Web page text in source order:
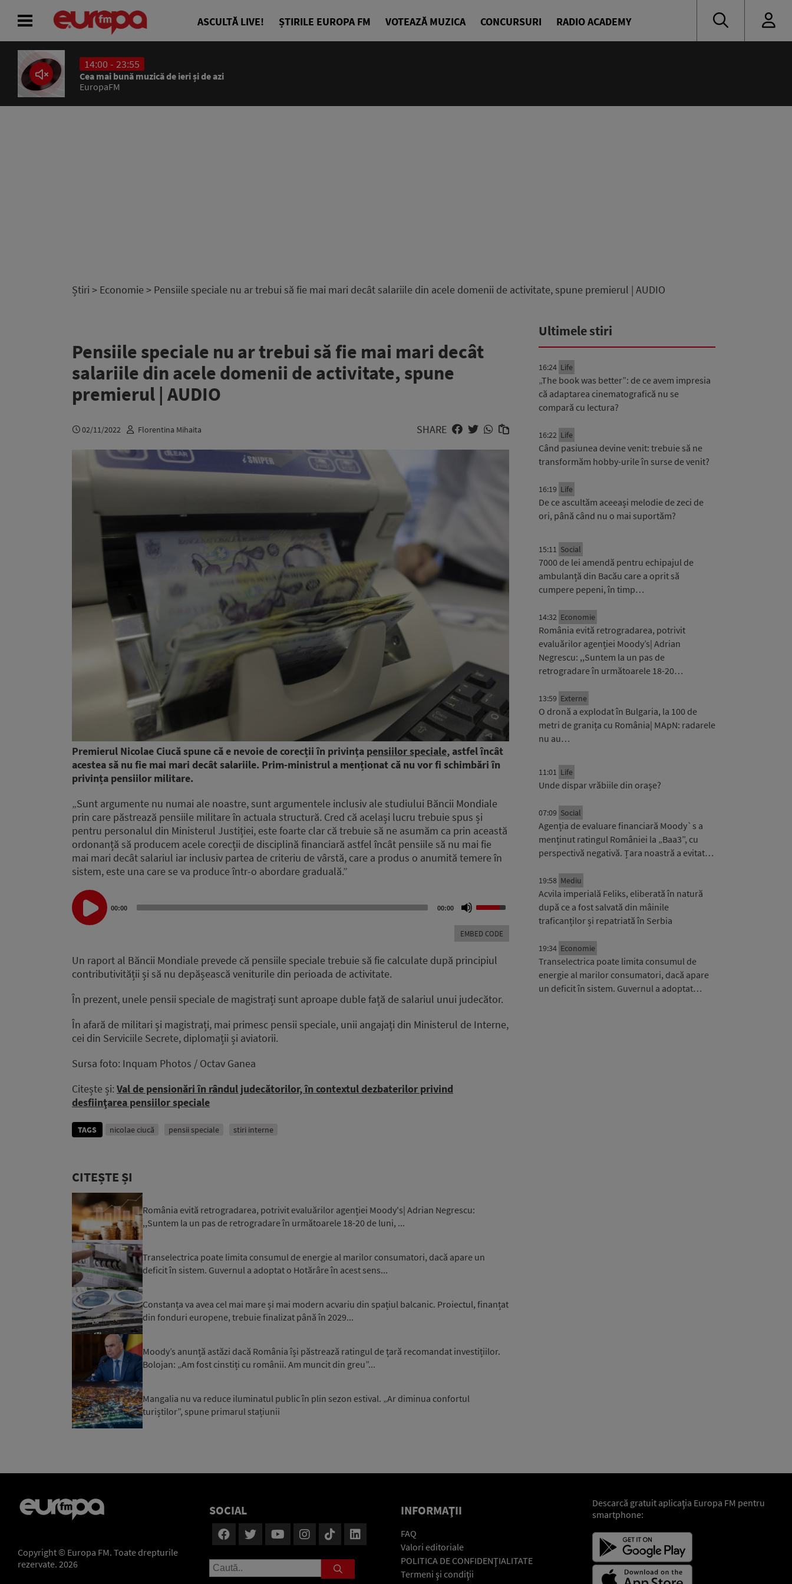
ASCULTĂ LIVE! ȘTIRILE EUROPA FM VOTEAZĂ MUZICA CONCURSURI RADIO ACADEMY
14:00 - 23:55
Cea mai bună muzică de ieri și de azi
EuropaFM
Știri > Economie > Pensiile speciale nu ar trebui să fie mai mari decât salariile din acele domenii de activitate, spune premierul | AUDIO
Pensiile speciale nu ar trebui să fie mai mari decât
salariile din acele domenii de activitate, spune
premierul | AUDIO
02/11/2022 Florentina Mihaita SHARE
Premierul Nicolae Ciucă spune că e nevoie de corecții în privința pensiilor speciale, astfel încât
acestea să nu fie mai mari decât salariile. Prim-ministrul a menționat că nu vor fi schimbări în
privința pensiilor militare.
„Sunt argumente nu numai ale noastre, sunt argumentele inclusiv ale studiului Băncii Mondiale
prin care păstrează pensiile militare în actuala structură. Cred că același lucru trebuie spus și
pentru personalul din Ministerul Justiției, este foarte clar că trebuie să ne asumăm ca prin această
ordonanță să producem acele corecții de disciplină financiară astfel încât pensiile să nu mai fie
mai mari decât salariul iar inclusiv partea de criteriu de vârstă, care a produs o anumită temere în
sistem, este una care se va produce într-o abordare graduală.”
Audio
Player
00:00 00:00
Up/Down
keys
increase
volume.
EMBED CODE
Un raport al Băncii Mondiale prevede că pensiile speciale trebuie să fie calculate după principiul
contributivității și să nu depășească veniturile din perioada de activitate.
În prezent, unele pensii speciale de magistrați sunt aproape duble față de salariul unui judecător.
În afară de militari și magistrați, mai primesc pensii speciale, unii angajați din Ministerul de Interne,
cei din Serviciile Secrete, diplomații și aviatorii.
Sursa foto: Inquam Photos / Octav Ganea
Citește și: Val de pensionări în rândul judecătorilor, în contextul dezbaterilor privind
desfiinţarea pensiilor speciale
TAGS nicolae ciucă pensii speciale stiri interne
CITEȘTE ȘI
România evită retrogradarea, potrivit evaluărilor agenției Moody's| Adrian Negrescu:
,,Suntem la un pas de retrogradare în următoarele 18-20 de luni, ...
Transelectrica poate limita consumul de energie al marilor consumatori, dacă apare un
deficit în sistem. Guvernul a adoptat o Hotărâre în acest sens...
Constanța va avea cel mai mare și mai modern acvariu din spațiul balcanic. Proiectul, finanțat
din fonduri europene, trebuie finalizat până în 2029...
Moody’s anunță astăzi dacă România își păstrează ratingul de țară recomandat investițiilor.
Bolojan: „Am fost cinstiți cu românii. Am muncit din greu”...
Mangalia nu va reduce iluminatul public în plin sezon estival. „Ar diminua confortul
turiștilor”, spune primarul stațiunii
Ultimele stiri
16:24 Life
„The book was better”: de ce avem impresia
că adaptarea cinematografică nu se
compară cu lectura?
16:22 Life
Când pasiunea devine venit: trebuie să ne
transformăm hobby-urile în surse de venit?
16:19 Life
De ce ascultăm aceeași melodie de zeci de
ori, până când nu o mai suportăm?
15:11 Social
7000 de lei amendă pentru echipajul de
ambulanță din Bacău care a oprit să
cumpere pepeni, în timp…
14:32 Economie
România evită retrogradarea, potrivit
evaluărilor agenției Moody’s| Adrian
Negrescu: ,,Suntem la un pas de
retrogradare în următoarele 18-20…
13:59 Externe
O dronă a explodat în Bulgaria, la 100 de
metri de granița cu România| MApN: radarele
nu au…
11:01 Life
Unde dispar vrăbiile din orașe?
07:09 Social
Agenția de evaluare financiară Moody`s a
menținut ratingul României la „Baa3”, cu
perspectivă negativă. Țara noastră a evitat…
19:58 Mediu
Acvila imperială Feliks, eliberată în natură
după ce a fost salvată din mâinile
traficanților și repatriată în Serbia
19:34 Economie
Transelectrica poate limita consumul de
energie al marilor consumatori, dacă apare
un deficit în sistem. Guvernul a adoptat…
Copyright © Europa FM. Toate drepturile
rezervate. 2026
SOCIAL INFORMAŢII
FAQ
Valori editoriale
POLITICA DE CONFIDENŢIALITATE
Termeni şi condiţii
Descarcă gratuit aplicaţia Europa FM pentru
smartphone:
ACASĂ
ȘTIRI